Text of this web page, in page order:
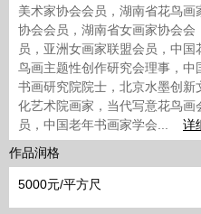
美术家协会会员，湖南省花鸟画
协会会员，湖南省女画家协会会
员，亚洲女画家联盟会员，中国
鸟画主题性创作研究会理事，中
书画研究院院士，北京水墨创新
化艺术院画家，当代写意花鸟画
员，中国老年书画家学会...
详
作品润格
5000元/平方尺